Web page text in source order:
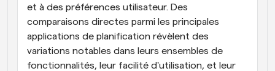
et à des préférences utilisateur. Des
comparaisons directes parmi les principales
applications de planification révèlent des
variations notables dans leurs ensembles de
fonctionnalités, leur facilité d'utilisation, et leur